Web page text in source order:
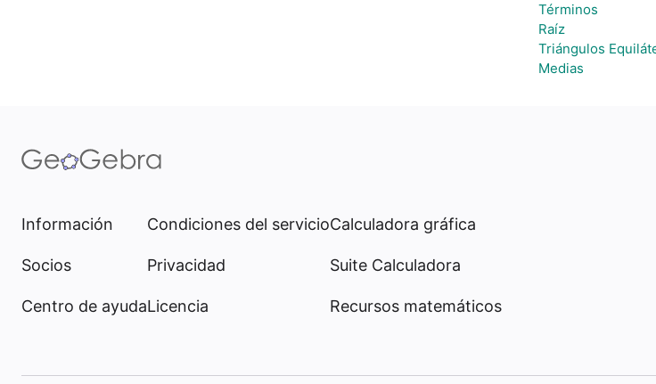
Términos
Raíz
Triángulos
Medias
Información
Socios
Centro de ayuda
Condiciones del servicio
Privacidad
Licencia
Calculadora gráfica
Suite Calculadora
Recursos matemáticos